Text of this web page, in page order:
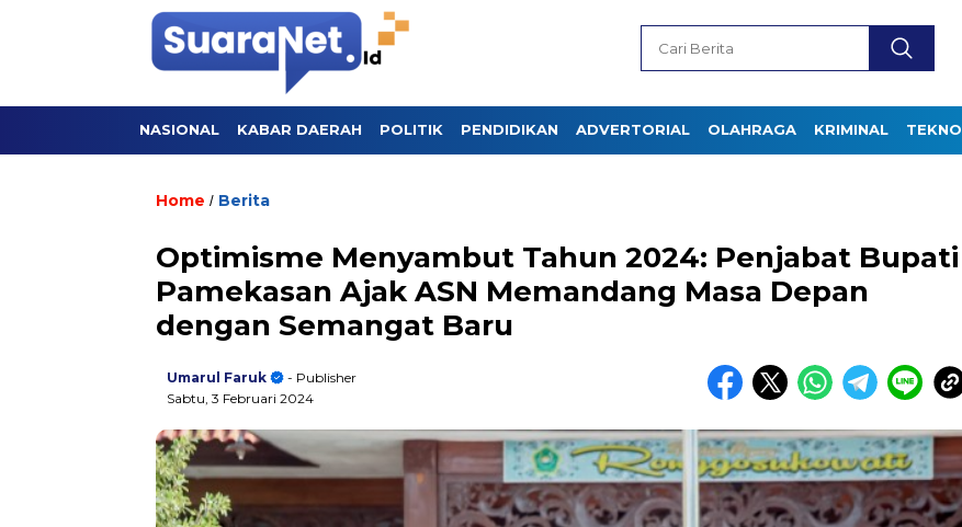
NASIONAL KABAR DAERAH POLITIK PENDIDIKAN ADVERTORIAL OLAHRAGA KRIMINAL TEKNO
Home / Berita
Optimisme Menyambut Tahun 2024: Penjabat Bupati
Pamekasan Ajak ASN Memandang Masa Depan
dengan Semangat Baru
Umarul Faruk
- Publisher
Sabtu, 3 Februari 2024